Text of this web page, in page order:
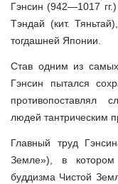
Гэнсин (942—1017
Тэндай (кит.
тогдашней Японии.
Став одним из
Гэнсин пытался
противопоставлял
людей тантрическим
Главный труд
Земле»), в
буддизма Чистой